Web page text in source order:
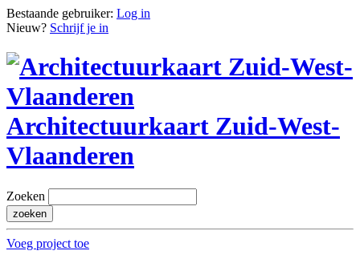
Bestaande gebruiker: Log in
Nieuw? Schrijf je in
Architectuurkaart Zuid-West-
Vlaanderen
Zoeken
Voeg project toe